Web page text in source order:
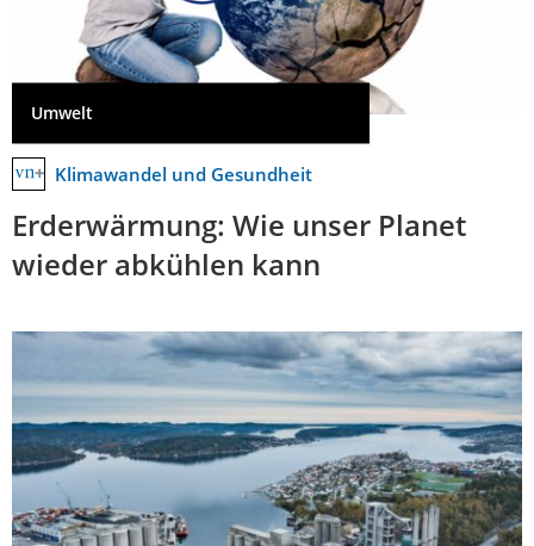
Umwelt
Klimawandel und Gesundheit
Erderwärmung: Wie unser Planet
wieder abkühlen kann